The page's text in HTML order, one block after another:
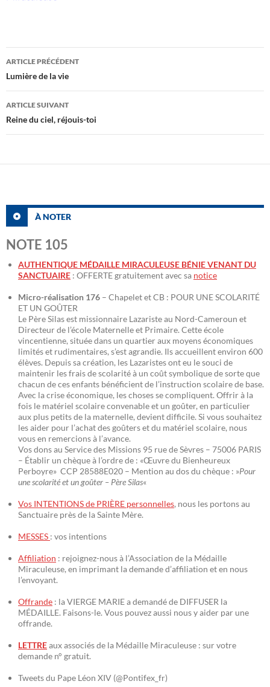
Navigation
des
articles
ARTICLE PRÉCÉDENT
Lumière de la vie
ARTICLE SUIVANT
Reine du ciel, réjouis-toi
À NOTER
NOTE 105
AUTHENTIQUE MÉDAILLE MIRACULEUSE BÉNIE VENANT DU
SANCTUAIRE : OFFERTE gratuitement avec sa notice
Micro-réalisation 176 – Chapelet et CB : POUR UNE SCOLARITÉ
ET UN GOÛTER
Le Père Silas est missionnaire Lazariste au Nord-Cameroun et
Directeur de l’école Maternelle et Primaire. Cette école
vincentienne, située dans un quartier aux moyens économiques
limités et rudimentaires, s’est agrandie. Ils accueillent environ 600
élèves. Depuis sa création, les Lazaristes ont eu le souci de
maintenir les frais de scolarité à un coût symbolique de sorte que
chacun de ces enfants bénéficient de l’instruction scolaire de base.
Avec la crise économique, les choses se compliquent. Offrir à la
fois le matériel scolaire convenable et un goûter, en particulier
aux plus petits de la maternelle, devient difficile. Si vous souhaitez
les aider pour l’achat des goûters et du matériel scolaire, nous
vous en remercions à l’avance.
Vos dons au Service des Missions 95 rue de Sèvres – 75006 PARIS
– Établir un chèque à l’ordre de : «Œuvre du Bienheureux
Perboyre» CCP 28588E020 – Mention au dos du chèque : »Pour
une scolarité et un goûter – Père Silas«
Vos INTENTIONS de PRIÈRE personnelles, nous les portons au
Sanctuaire près de la Sainte Mère.
MESSES : vos intentions
Affiliation : rejoignez-nous à l’Association de la Médaille
Miraculeuse, en imprimant la demande d’affiliation et en nous
l’envoyant.
Offrande : la VIERGE MARIE a demandé de DIFFUSER la
MÉDAILLE. Faisons-le. Vous pouvez aussi nous y aider par une
offrande.
LETTREaux associés de la Médaille Miraculeuse : sur votre
demande n° gratuit.
Tweets du Pape Léon XIV (@Pontifex_fr)